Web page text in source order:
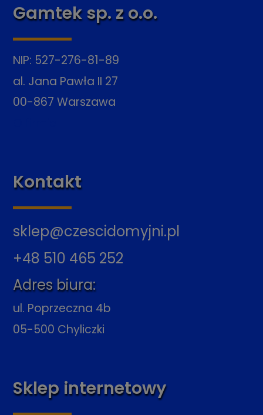
Gamtek sp. z o.o.
NIP: 527-276-81-89
al. Jana Pawła II 27
00-867 Warszawa
Kontakt
sklep@czescidomyjni.pl
+48 510 465 252
Adres biura:
ul. Poprzeczna 4b
05-500 Chyliczki
Sklep internetowy